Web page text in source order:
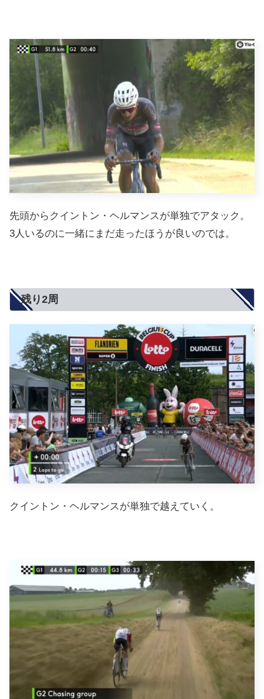
先頭からクイントン・ヘルマンスが単独でアタック。
3人いるのに一緒にまだ走ったほうが良いのでは。
残り2周
クイントン・ヘルマンスが単独で越えていく。